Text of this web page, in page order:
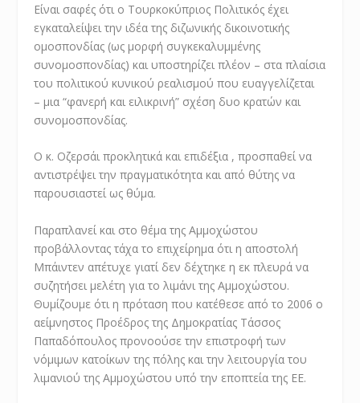
Είναι σαφές ότι ο Τουρκοκύπριος Πολιτικός έχει
εγκαταλείψει την ιδέα της διζωνικής δικοινοτικής
ομοσπονδίας (ως μορφή συγκεκαλυμμένης
συνομοσπονδίας) και υποστηρίζει πλέον – στα πλαίσια
του πολιτικού κυνικού ρεαλισμού που ευαγγελίζεται
– μια “φανερή και ειλικρινή” σχέση δυο κρατών και
συνομοσπονδίας.
Ο κ. Οζερσάι προκλητικά και επιδέξια , προσπαθεί να
αντιστρέψει την πραγματικότητα και από θύτης να
παρουσιαστεί ως θύμα.
Παραπλανεί και στο θέμα της Αμμοχώστου
προβάλλοντας τάχα το επιχείρημα ότι η αποστολή
Μπάιντεν απέτυχε γιατί δεν δέχτηκε η εκ πλευρά να
συζητήσει μελέτη για το λιμάνι της Αμμοχώστου.
Θυμίζουμε ότι η πρόταση που κατέθεσε από το 2006 ο
αείμνηστος Προέδρος της Δημοκρατίας Τάσσος
Παπαδόπουλος προνοούσε την επιστροφή των
νόμιμων κατοίκων της πόλης και την λειτουργία του
λιμανιού της Αμμοχώστου υπό την εποπτεία της ΕΕ.